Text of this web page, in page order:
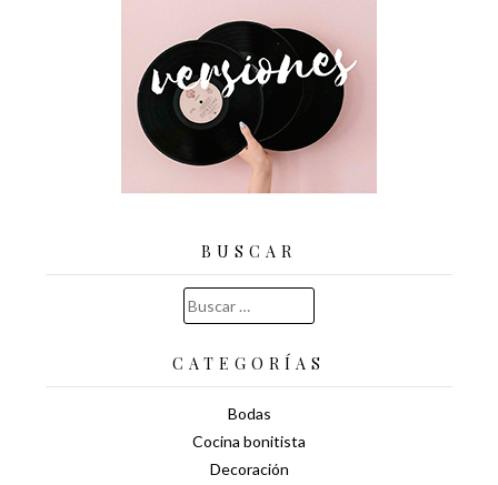
BUSCAR
Buscar:
CATEGORÍAS
Bodas
Cocina bonitista
Decoración